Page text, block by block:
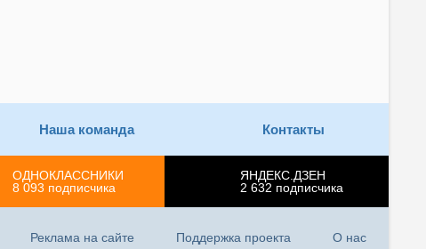
Наша команда Контакты
ОДНОКЛАССНИКИ
8 093 подписчика
ЯНДЕКС.ДЗЕН
2 632 подписчика
Реклама на сайте Поддержка проекта О нас